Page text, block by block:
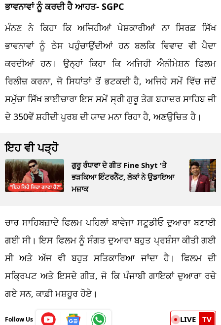
ਭਾਵਨਾਵਾਂ ਨੂੰ ਕਰਦੀ ਹੈ ਆਹਤ- SGPC
ਮੰਨਣ ਨੇ ਕਿਹਾ ਕਿ ਅਜਿਹੀਆਂ ਪੇਸ਼ਕਾਰੀਆਂ ਨਾ ਸਿਰਫ਼ ਸਿੱਖ
ਭਾਵਨਾਵਾਂ ਨੂੰ ਠੇਸ ਪਹੁੰਚਾਉਂਦੀਆਂ ਹਨ ਬਲਕਿ ਵਿਵਾਦ ਵੀ ਪੈਦਾ
ਕਰਦੀਆਂ ਹਨ। ਉਨ੍ਹਾਂ ਕਿਹਾ ਕਿ ਅਜਿਹੀ ਐਨੀਮੇਸ਼ਨ ਫਿਲਮ
ਰਿਲੀਜ਼ ਕਰਨਾ, ਜੋ ਸਿਧਾਂਤਾਂ ਤੋਂ ਭਟਕਦੀ ਹੈ, ਅਜਿਹੇ ਸਮੇਂ ਵਿੱਚ ਜਦੋਂ
ਸਮੁੱਚਾ ਸਿੱਖ ਭਾਈਚਾਰਾ ਇਸ ਸਮੇਂ ਸ੍ਰੀ ਗੁਰੂ ਤੇਗ ਬਹਾਦਰ ਸਾਹਿਬ ਜੀ
ਦੇ 350ਵੇਂ ਸ਼ਹੀਦੀ ਪੁਰਬ ਦੀ ਯਾਦ ਮਨਾ ਰਿਹਾ ਹੈ, ਅਣਉਚਿਤ ਹੈ।
ਇਹ ਵੀ ਪੜ੍ਹੋ
ਗੁਰੂ ਰੰਧਾਵਾ ਦੇ ਗੀਤ Fine Shyt 'ਤੇ
ਭੜਕਿਆ ਇੰਟਰਨੈੱਟ, ਲੋਕਾਂ ਨੇ ਉਡਾਇਆ
ਮਜ਼ਾਕ
ਚਾਰ ਸਾਹਿਬਜ਼ਾਦੇ ਫਿਲਮ ਪਹਿਲਾਂ ਬਾਵੇਜਾ ਸਟੂਡੀਓ ਦੁਆਰਾ ਬਣਾਈ
ਗਈ ਸੀ। ਇਸ ਫਿਲਮ ਨੂੰ ਸੰਗਤ ਦੁਆਰਾ ਬਹੁਤ ਪ੍ਰਸ਼ੰਸਾ ਕੀਤੀ ਗਈ
ਸੀ ਅਤੇ ਅੱਜ ਵੀ ਬਹੁਤ ਸਤਿਕਾਰਿਆ ਜਾਂਦਾ ਹੈ। ਫਿਲਮ ਦੀ
ਸਕ੍ਰਿਪਟ ਅਤੇ ਇਸਦੇ ਗੀਤ, ਜੋ ਕਿ ਪੰਜਾਬੀ ਗਾਇਕਾਂ ਦੁਆਰਾ ਰਚੇ
ਗਏ ਸਨ, ਕਾਫ਼ੀ ਮਸ਼ਹੂਰ ਹੋਏ।
Follow Us LIVE TV